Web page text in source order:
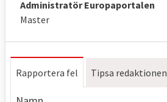
Administratör Europaportalen
Master
Rapportera fel Tipsa redaktionen